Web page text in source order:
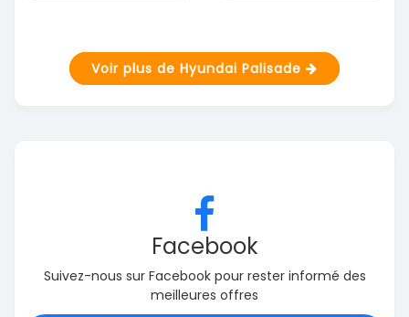
Voir plus de Hyundai Palisade
Facebook
Suivez-nous sur Facebook pour rester informé des
meilleures offres